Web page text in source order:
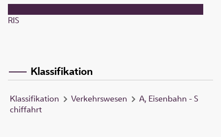
RIS
Klassifikation
Klassifikation Verkehrswesen
A, Eisenbahn - S
chiffahrt